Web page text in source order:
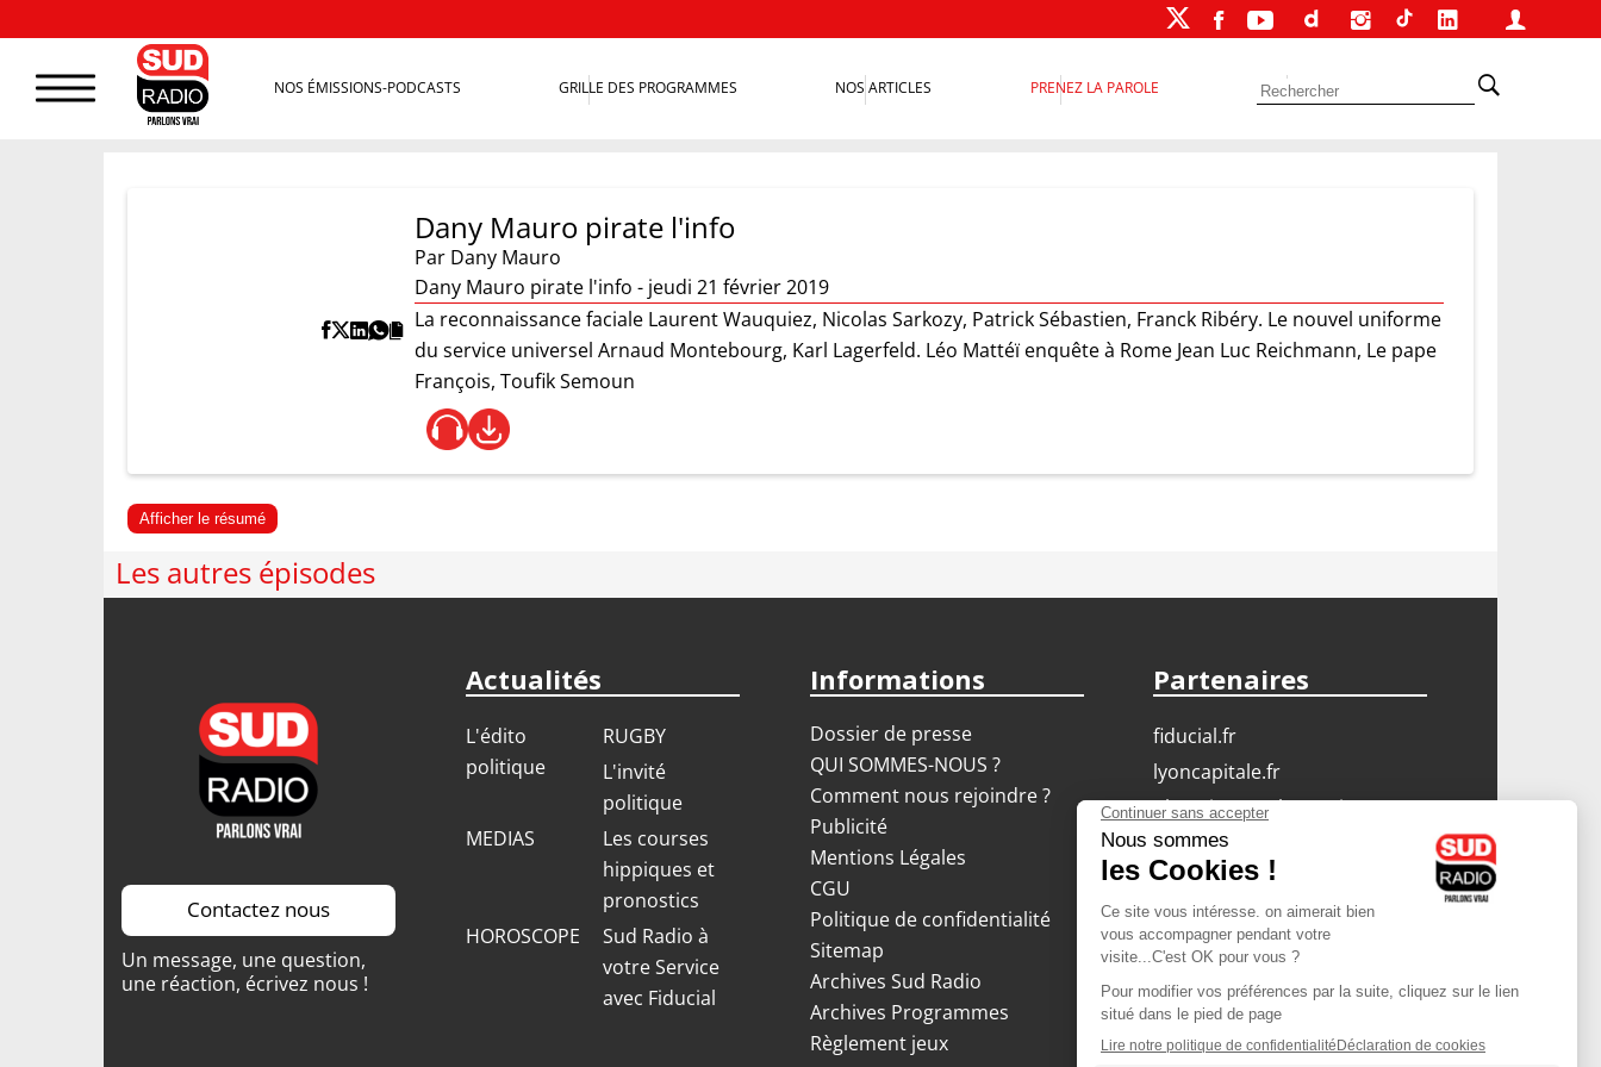
NOS ÉMISSIONS-PODCASTS GRILLE DES PROGRAMMES NOS ARTICLES PRENEZ LA PAROLE
Dany Mauro pirate l'info
Par Dany Mauro
Dany Mauro pirate l'info - jeudi 21 février 2019
La reconnaissance faciale Laurent Wauquiez, Nicolas Sarkozy, Patrick Sébastien, Franck Ribéry. Le nouvel uniforme
du service universel Arnaud Montebourg, Karl Lagerfeld. Léo Mattéï enquête à Rome Jean Luc Reichmann, Le pape
François, Toufik Semoun
Afficher le résumé
Les autres épisodes
Contactez nous
Un message, une question,
une réaction, écrivez nous !
Actualités
L'édito
politique
RUGBY
L'invité
politique
MEDIAS
Les courses
hippiques et
pronostics
HOROSCOPE
Sud Radio à
votre Service
avec Fiducial
Informations
Dossier de presse
QUI SOMMES-NOUS ?
Comment nous rejoindre ?
Publicité
Mentions Légales
CGU
Politique de confidentialité
Sitemap
Archives Sud Radio
Archives Programmes
Règlement jeux
Partenaires
fiducial.fr
lyoncapitale.fr
olympique-et-lyonnais.com
L'application Iphone
/ Android
Téléchargez l'application